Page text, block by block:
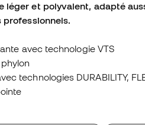
léger et polyvalent, adapté
avec technologie VTS
technologies DURABILITY,